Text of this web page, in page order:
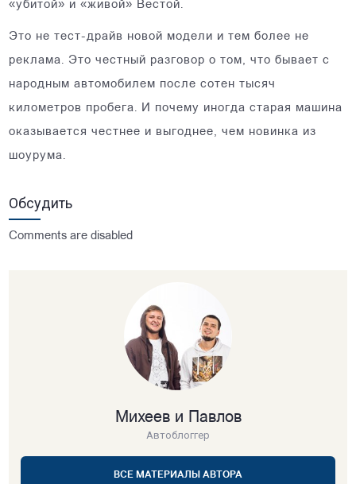
«убитой» и «живой» Вестой.
Это не тест-драйв новой модели и тем более не
реклама. Это честный разговор о том, что бывает с
народным автомобилем после сотен тысяч
километров пробега. И почему иногда старая машина
оказывается честнее и выгоднее, чем новинка из
шоурума.
Обсудить
Comments are disabled
Михеев и Павлов
Автоблоггер
ВСЕ МАТЕРИАЛЫ АВТОРА